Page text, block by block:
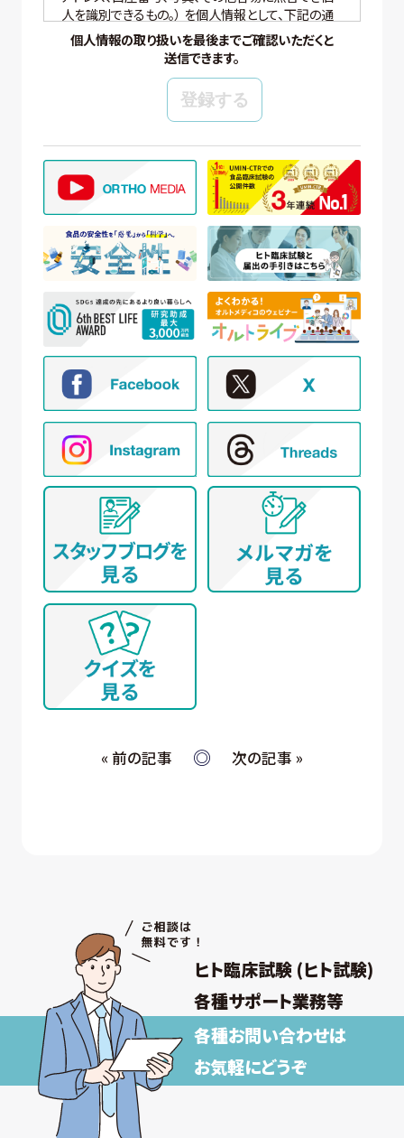
人を識別できるもの。） を個人情報として、下記の通
り適切に取り扱いいたします。
当社では、個人情報の保護管理者として個人情報保
護管理者を任命し、個人情報保護法、その他関連す
【個人情報の取得と利用目的】
当社は、以下の場合に個人情報を取得、および利用
いたします。
(ア) モニター試験に参加頂く方の個人情報について
① WEBサイトの運営管理 (メールマガジン配
信、対象者の抽出を含む)
② 新規モニター試験の参加者募集および管理
③ モニター試験参加者への条件確認、連絡
④ モニター試験参加者への謝礼の支払い
⑤ モニター様からのお問い合わせ・ご要望への
対応
⑥ アンケートによる調査
⑦ 統計的な集計・分析、新規サービスの検討や
提案（データを公表する際は個人が特定でき
ないように配慮いたします）
(イ) 弊社とお取引き又は提携する企業、施設、団体
等 に所属する方から、WEBサイト、名刺交換
(WEB上を含む)、開催イベント、その他当社所定
の手続きを通じて取得する個人情報について
① WEBサイトの運営管理 (メールマガジン配
信、対象者の抽出を含む)
② 各種お問合せ・ご要望への対応
③ 商談・打ち合わせ・契約の履行
④ 当社が委託された業務の遂行
(ウ) 従業員・役員 (過去に従業員・役員であった者を
与支払その他の労務管理
③ 福利厚生、教育研修、安全衛生管理
取得した個人情報について上記以外の目的外
利用を行わず、またそのための措置を講じます。
【保有個人データの安全管理のために講じた
措置】
当社では個人情報保護法に基づき、保有個人データ
の安全管理のために、以下の措置を講じています。
(ア) 個人情報保護方針の策定
個人情報の取り扱いを最後までご確認いただくと
送信できます。
« 前の記事 次の記事 »
ヒト臨床試験 (ヒト試験)
各種サポート業務等
各種お問い合わせは
お気軽にどうぞ